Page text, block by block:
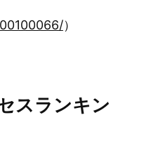
）
スランキン